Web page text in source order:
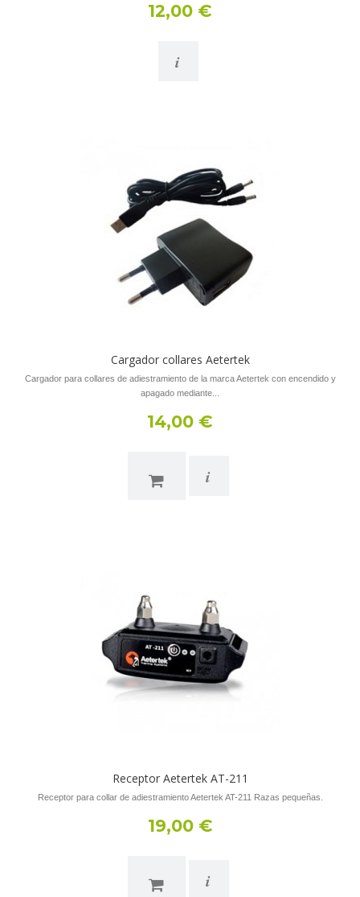
12,00 €
i
Cargador collares Aetertek
Cargador para collares de adiestramiento de la marca Aetertek con encendido y
apagado mediante...
14,00 €
i
Receptor Aetertek AT-211
Receptor para collar de adiestramiento Aetertek AT-211 Razas pequeñas.
19,00 €
i